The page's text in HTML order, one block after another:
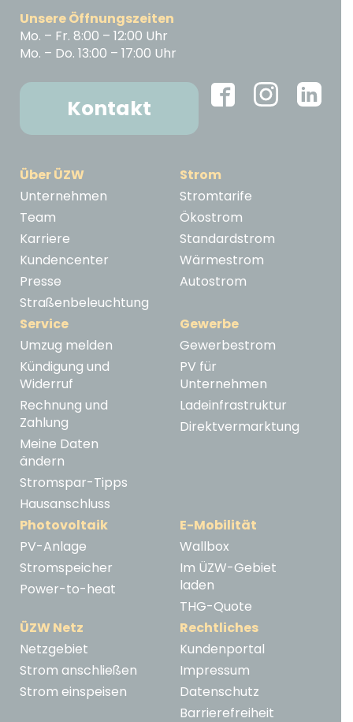
Unsere Öffnungszeiten
Mo. – Fr. 8:00 – 12:00 Uhr
Mo. – Do. 13:00 – 17:00 Uhr
Kontakt
Über ÜZW
Unternehmen
Team
Karriere
Kundencenter
Presse
Straßenbeleuchtung
Strom
Stromtarife
Ökostrom
Standardstrom
Wärmestrom
Autostrom
Service
Umzug melden
Kündigung und
Widerruf
Rechnung und
Zahlung
Meine Daten
ändern
Stromspar-Tipps
Hausanschluss
Gewerbe
Gewerbestrom
PV für
Unternehmen
Ladeinfrastruktur
Direktvermarktung
Photovoltaik
PV-Anlage
Stromspeicher
Power-to-heat
E-Mobilität
Wallbox
Im ÜZW-Gebiet
laden
THG-Quote
ÜZW Netz
Netzgebiet
Strom anschließen
Strom einspeisen
Rechtliches
Kundenportal
Impressum
Datenschutz
Barrierefreiheit